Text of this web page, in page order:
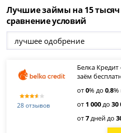
Лучшие займы на 15 тысяч
сравнение условий
лучшее одобрение
28 отзывов
Белка Кредит
заём
от0% до0,8
от 1 000до30
от7дней до